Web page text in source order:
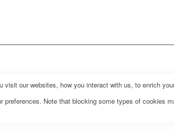
our websites, how you interact with us, to enrich
Note that blocking some types of cookies